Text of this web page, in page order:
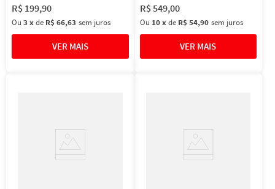
R$ 199,90
Ou 3 xde R$ 66,63 sem juros
R$549,00
Ou 10 xde R$ 54,90 sem juros